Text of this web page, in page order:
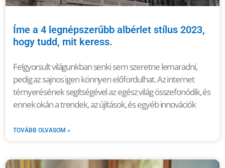
Íme a 4 legnépszerűbb albérlet stílus 2023,
hogy tudd, mit keress.
Felgyorsult világunkban senki sem szeretne lemaradni,
pedig az sajnos igen könnyen előfordulhat. Az internet
térnyerésének segítségével az egész világ összefonódik, és
ennek okán a trendek, az újítások, és egyéb innovációk
TOVÁBB OLVASOM »